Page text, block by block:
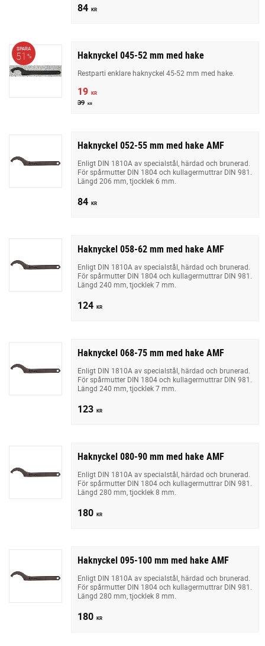
84 KR
Haknyckel 045-52 mm med hake
Restparti enklare haknyckel 45-52 mm med hake.
19 KR
39 KR
SPARA
51 %
Haknyckel 052-55 mm med hake AMF
Enligt DIN 1810A av specialstål, härdad och brunerad.
För spårmutter DIN 1804 och kullagermuttrar DIN 981.
Längd 206 mm, tjocklek 6 mm.
84 KR
Haknyckel 058-62 mm med hake AMF
Enligt DIN 1810A av specialstål, härdad och brunerad.
För spårmutter DIN 1804 och kullagermuttrar DIN 981.
Längd 240 mm, tjocklek 7 mm.
124 KR
Haknyckel 068-75 mm med hake AMF
Enligt DIN 1810A av specialstål, härdad och brunerad.
För spårmutter DIN 1804 och kullagermuttrar DIN 981.
Längd 240 mm, tjocklek 7 mm.
123 KR
Haknyckel 080-90 mm med hake AMF
Enligt DIN 1810A av specialstål, härdad och brunerad.
För spårmutter DIN 1804 och kullagermuttrar DIN 981.
Längd 280 mm, tjocklek 8 mm.
180 KR
Haknyckel 095-100 mm med hake AMF
Enligt DIN 1810A av specialstål, härdad och brunerad.
För spårmutter DIN 1804 och kullagermuttrar DIN 981.
Längd 280 mm, tjocklek 8 mm.
180 KR